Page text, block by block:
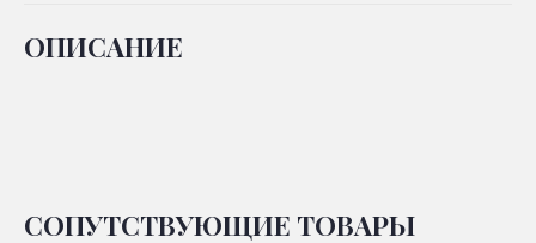
ОПИСАНИЕ
СОПУТСТВУЮЩИЕ ТОВАРЫ